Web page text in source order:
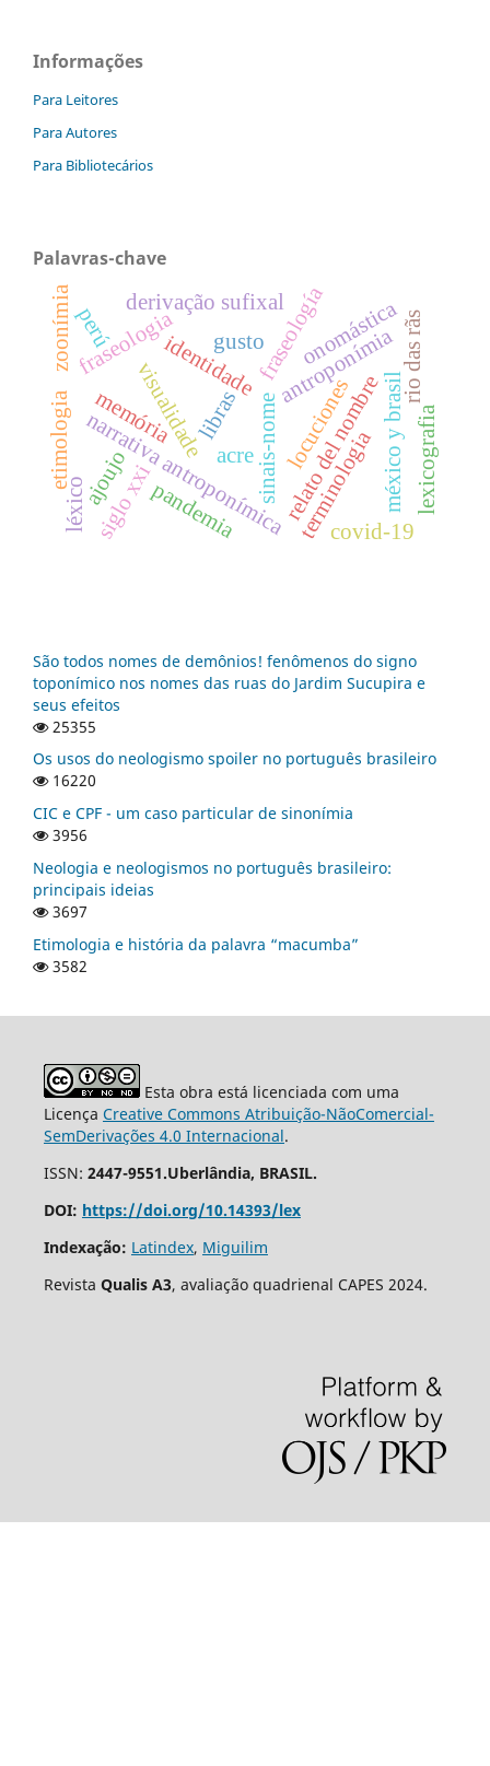
Informações
Para Leitores
Para Autores
Para Bibliotecários
Palavras-chave
antroponímia
sinais-nome
libras
visualidade
identidade
narrativa antroponímicarelato del nombre
siglo xxi méxico y brasil
fraseologia
derivação sufixal
etimologia terminologia
fraseología
locuciones
gusto
pandemia covid-19
ajoujo
léxico
memória
rio das rãs
onomástica
zoonímia
acre lexicografia
perú
São todos nomes de demônios! fenômenos do signo
toponímico nos nomes das ruas do Jardim Sucupira e
seus efeitos
25355
Os usos do neologismo spoiler no português brasileiro
16220
CIC e CPF - um caso particular de sinonímia
3956
Neologia e neologismos no português brasileiro:
principais ideias
3697
Etimologia e história da palavra “macumba”
3582
Esta obra está licenciada com uma
Licença Creative Commons Atribuição-NãoComercial-
SemDerivações 4.0 Internacional.
ISSN: 2447-9551.Uberlândia, BRASIL.
DOI: https://doi.org/10.14393/lex
Indexação: Latindex, Miguilim
Revista Qualis A3, avaliação quadrienal CAPES 2024.